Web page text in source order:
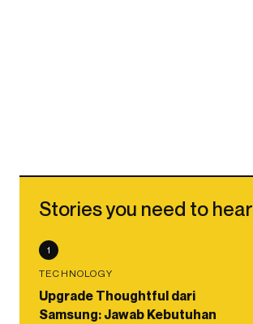
Stories you need to hear
1
TECHNOLOGY
Upgrade Thoughtful dari
Samsung: Jawab Kebutuhan